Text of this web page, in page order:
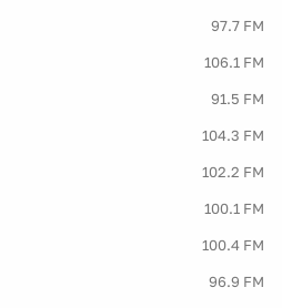
97.7 FM
106.1 FM
91.5 FM
104.3 FM
102.2 FM
100.1 FM
100.4 FM
96.9 FM